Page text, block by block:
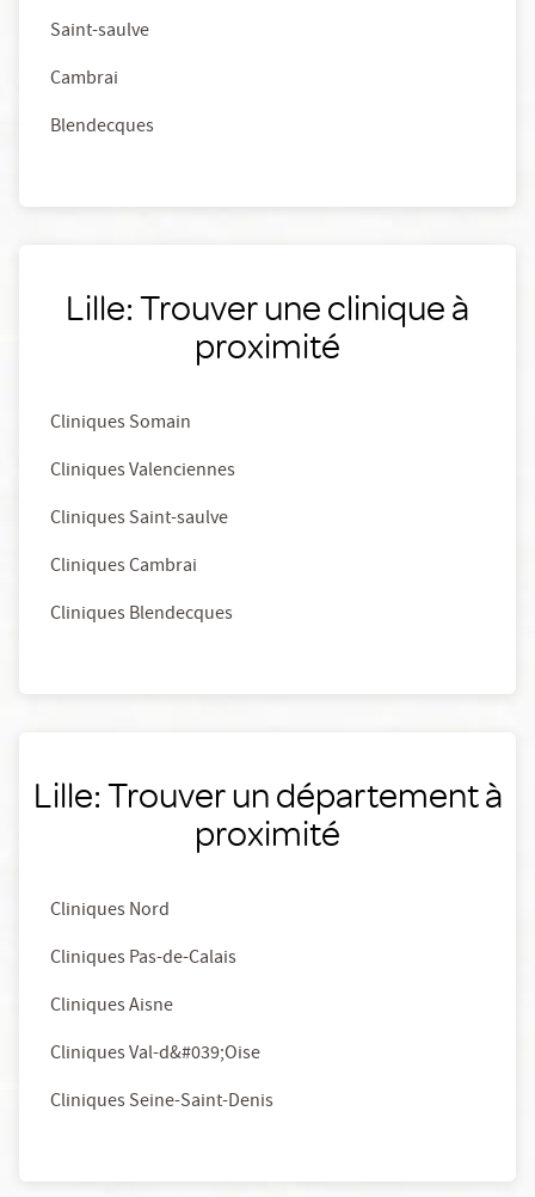
Saint-saulve
Cambrai
Blendecques
Lille: Trouver une clinique à
proximité
Cliniques Somain
Cliniques Valenciennes
Cliniques Saint-saulve
Cliniques Cambrai
Cliniques Blendecques
Lille: Trouver un département à
proximité
Cliniques Nord
Cliniques Pas-de-Calais
Cliniques Aisne
Cliniques Val-d&#039;Oise
Cliniques Seine-Saint-Denis